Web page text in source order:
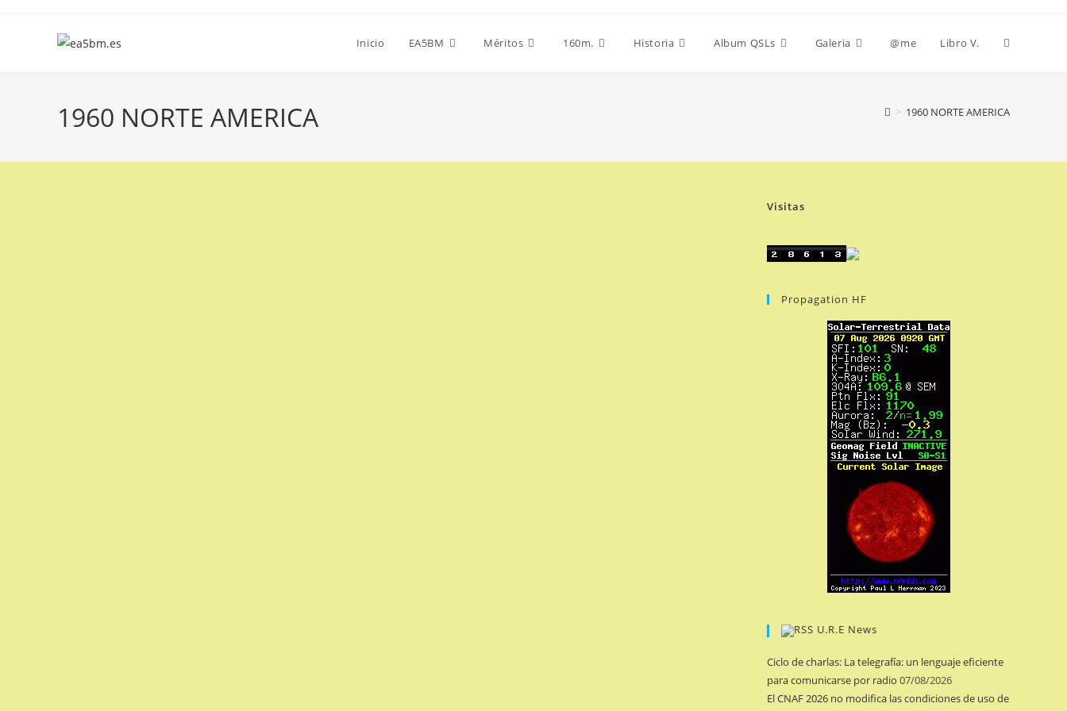
Inicio EA5BM Méritos 160m. Historia Album QSLs Galeria @me Libro V. Alternar
de
1960 NORTE AMERICA > 1960 NORTE AMERICA
Visitas
Propagation HF
U.R.E News
Ciclo de charlas: La telegrafía: un lenguaje eficiente
para comunicarse por radio 07/08/2026
El CNAF 2026 no modifica las condiciones de uso de